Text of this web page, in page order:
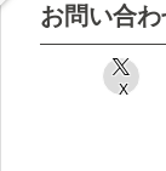
お問い合
X